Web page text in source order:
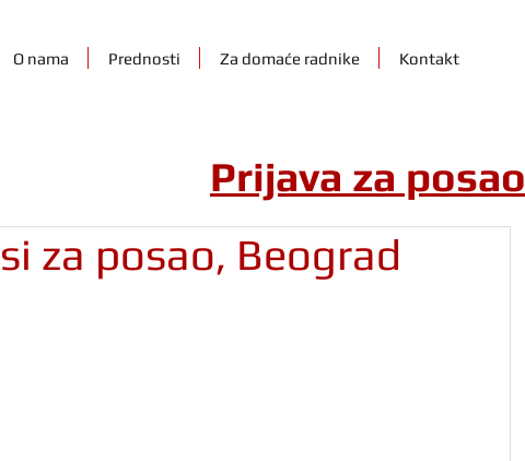
O nama Prednosti Za domaće radnike Kontakt
za posao, Beograd
Prijava za posao